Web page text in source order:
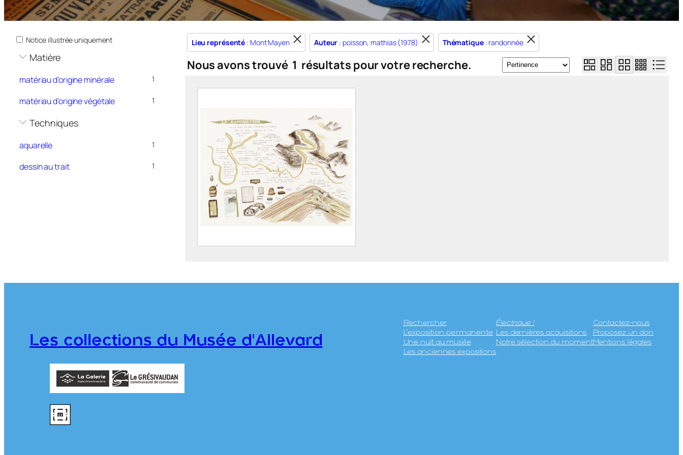
Notice illustrée uniquement
Matière
matériau d’origine minérale 1
matériau d’origine végétale 1
Techniques
aquarelle 1
dessin au trait 1
Lieu représenté : Mont Mayen Auteur : poisson, mathias (1978) Thématique: randonnée
Nous avons trouvé 1 résultats pour votre recherche.
Zone Blanche – La rumination
2024.1.1.13
Les collections du Musée d'Allevard
Rechercher
L’exposition permanente
Une nuit au musée
Les anciennes expositions
Électrique !
Les dernières acquisitions
Notre sélection du moment
Contactez-nous
Proposez un don
Mentions légales